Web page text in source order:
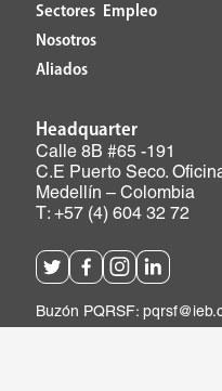
Sectores
Nosotros
Aliados
Empleo
Headquarter
Calle 8B #65 -191
C.E Puerto Seco.
Medellín – Colombia
T: +57 (4) 604 32 72
Buzón PQRSF:
Conexión ética: